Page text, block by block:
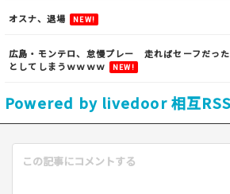
オスナ、退場 NEW!
広島・モンテロ、怠慢プレー 走ればセーフだっ
としてしまうｗｗｗｗ
NEW!
Powered by livedoor 相互RSS